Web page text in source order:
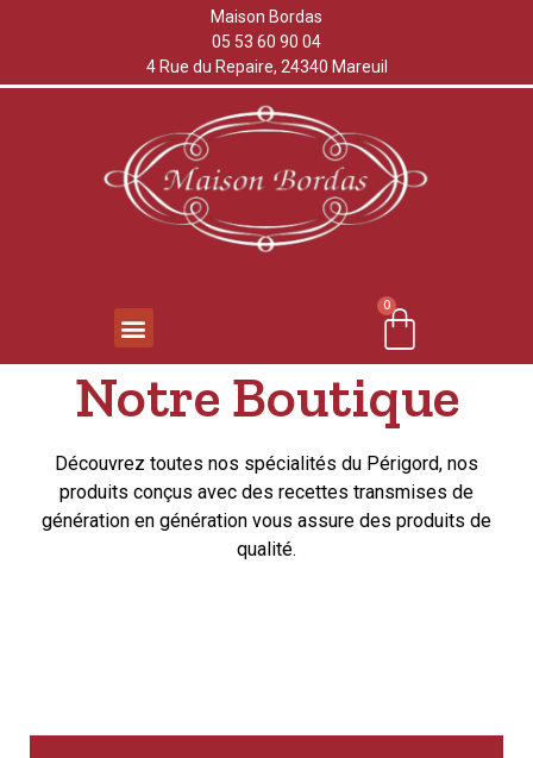
Maison Bordas
05 53 60 90 04
4 Rue du Repaire, 24340 Mareuil
0
Notre Boutique
Découvrez toutes nos spécialités du Périgord, nos
produits conçus avec des recettes transmises de
génération en génération vous assure des produits de
qualité.